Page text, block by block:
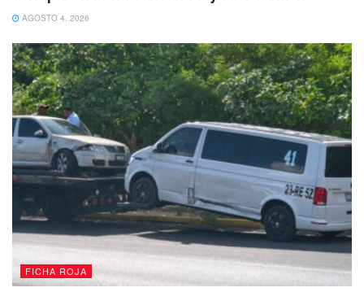
Te puede interesar Leer
AGOSTO 4, 2026
FICHA ROJA